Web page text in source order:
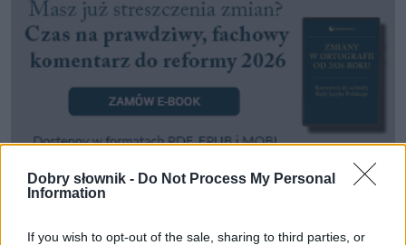
Dobry słownik - Do Not Process My Personal
Information
If you wish to opt-out of the sale, sharing to third parties, or
Zobacz, co zyskują abonenci Dobrego słownika.